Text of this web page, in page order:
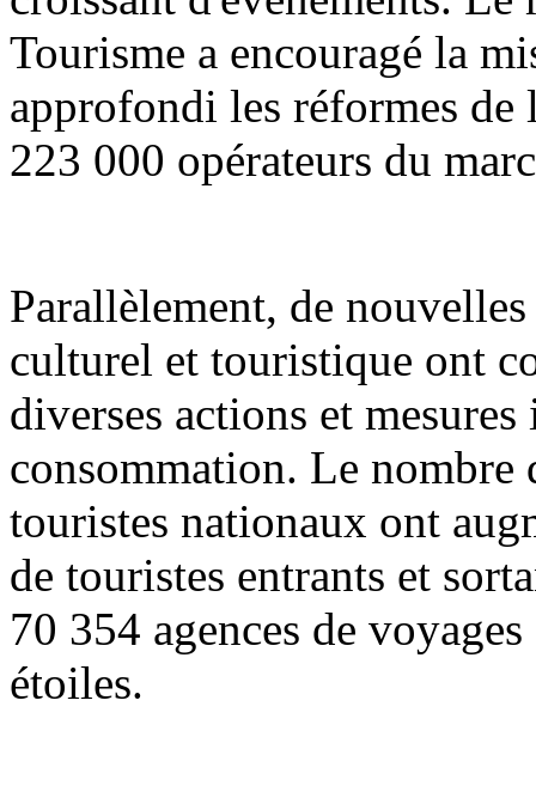
Tourisme a encouragé la
approfondi les réformes
223 000 opérateurs du
Parallèlement, de
culturel et touristique ont
diverses actions et
consommation. Le nombre
touristes nationaux ont
de touristes entrants et
70 354 agences de
étoiles.